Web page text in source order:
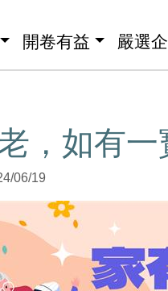
開卷有益 嚴選
，如有一
06/19